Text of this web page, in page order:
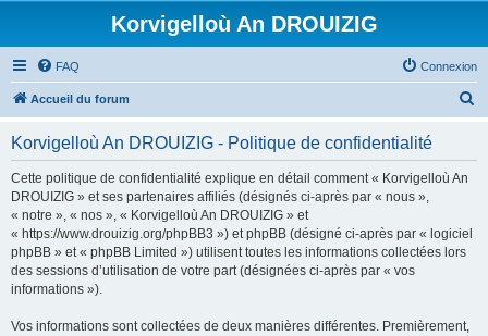
Korvigelloù An DROUIZIG
FAQ Connexion
Accueil du forum
Korvigelloù An DROUIZIG - Politique de confidentialité
Cette politique de confidentialité explique en détail comment « Korvigelloù An
DROUIZIG » et ses partenaires affiliés (désignés ci-après par « nous »,
« notre », « nos », « Korvigelloù An DROUIZIG » et
« https://www.drouizig.org/phpBB3 ») et phpBB (désigné ci-après par « logiciel
phpBB » et « phpBB Limited ») utilisent toutes les informations collectées lors
des sessions d’utilisation de votre part (désignées ci-après par « vos
informations »).
Vos informations sont collectées de deux manières différentes. Premièrement,